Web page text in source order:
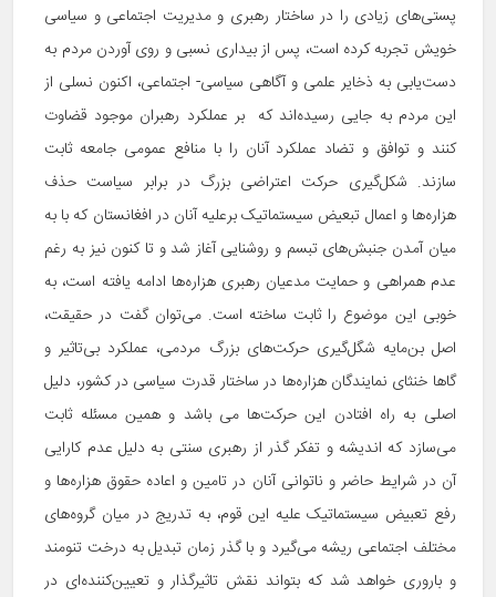
پستی‌های زیادی را در ساختار رهبری و مدیریت اجتماعی و سیاسی
خویش تجربه کرده است، پس از بیداری نسبی و روی آوردن مردم به
دست‌یابی به ذخایر علمی و آگاهی سیاسی- اجتماعی، اکنون نسلی از
این مردم به جایی رسیده‌اند که بر عملکرد رهبران موجود قضاوت
کنند و توافق و تضاد عملکرد آنان را با منافع عمومی جامعه ثابت
سازند. شکل‌گیری حرکت اعتراضی بزرگ در برابر سیاست حذف
هزاره‌ها و اعمال تبعیض سیستماتیک برعلیه آنان در افغانستان که با به
میان آمدن جنبش‌های تبسم و روشنایی آغاز شد و تا کنون نیز به رغم
عدم همراهی و حمایت مدعیان رهبری هزاره‌ها ادامه یافته است، به
خوبی این موضوع را ثابت ساخته است. می‌توان گفت در حقیقت،
اصل بن‌مایه شگل‌گیری حرکت‌های بزرگ مردمی، عملکرد بی‌تاثیر و
گاها خنثای نمایندگان هزاره‌ها در ساختار قدرت سیاسی در کشور، دلیل
اصلی به راه افتادن این حرکت‌ها می باشد و همین مسئله ثابت
می‌سازد که اندیشه و تفکر گذر از رهبری سنتی به دلیل عدم کارایی
آن در شرایط حاضر و ناتوانی آنان در تامین و اعاده حقوق هزاره‌ها و
رفع تعبیض سیستماتیک علیه این قوم، به تدریج در میان گروه‌های
مختلف اجتماعی ریشه می‌گیرد و با گذر زمان تبدیل به درخت تنومند
و باروری خواهد شد که بتواند نقش تاثیرگذار و تعیین‌کننده‌ای در